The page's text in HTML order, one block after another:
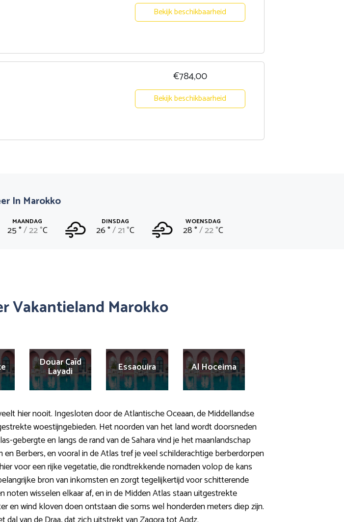
Bekijk beschikbaarheid
€784,00
Bekijk beschikbaarheid
In Marokko
MAANDAG
25 ° 22 °C
DINSDAG
26 ° 21 °C
WOENSDAG
28 ° 22 °C
Vakantieland Marokko
Douar Caïd
Layadi Essaouira Al Hoceima
hier nooit. Ingesloten door de Atlantische Oceaan, de Middellandse
woestijngebieden. Het noorden van het land wordt doorsneden
en langs de rand van de Sahara vind je het maanlandschap
Berbers, en vooral in de Atlas tref je veel schilderachtige berberdorpen
voor een rijke vegetatie, die rondtrekkende nomaden volop de kans
bron van inkomsten en zorgt tegelijkertijd voor schitterende
noten wisselen elkaar af, en in de Midden Atlas staan uitgestrekte
en wind kloven doen ontstaan die soms wel honderden meters diep zijn.